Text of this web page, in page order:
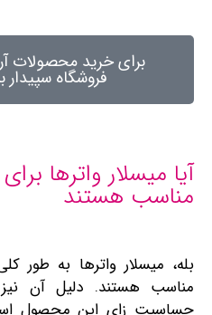
برای خرید محصولات
فروشگاه سپیدار
آیا میسلار واترها
مناسب هستند
بله، میسلار واترها به‌ طور
مناسب هستند. دلیل آن
حساسیت زای این محصول